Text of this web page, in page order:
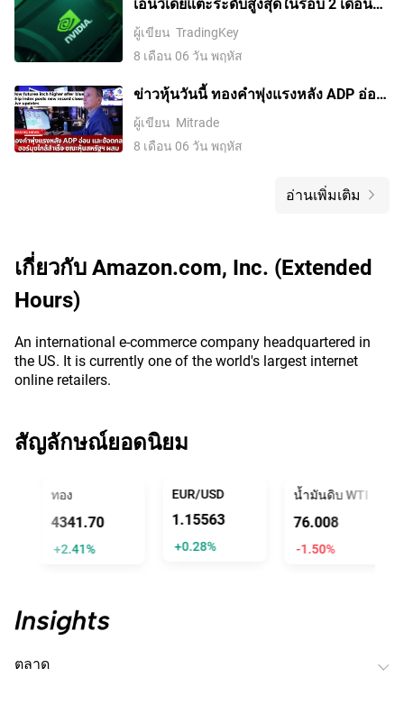
หลังบวกติดต่อกัน 5 วันพุ่งเกิน 10%
ผู้เขียน TradingKey
8 เดือน 06 วัน พฤหัส
ข่าวหุ้นวันนี้ ทองคำพุ่งแรงหลัง ADP อ่อน
และข้อตกลงฮอร์มุซใกล้สำเร็จ ขณะหุ้น
สหรัฐฯ ผสม
ผู้เขียน Mitrade
8 เดือน 06 วัน พฤหัส
อ่านเพิ่มเติม
เกี่ยวกับAmazon.com, Inc. (Extended
Hours)
An international e-commerce company headquartered in
the US. It is currently one of the world's largest internet
online retailers.
สัญลักษณ์ยอดนิยม
ทอง
4341.70
+2.41%
EUR/USD
1.15563
+0.28%
น้ำมันดิบ WTI
76.008
-1.50%
ตลาด